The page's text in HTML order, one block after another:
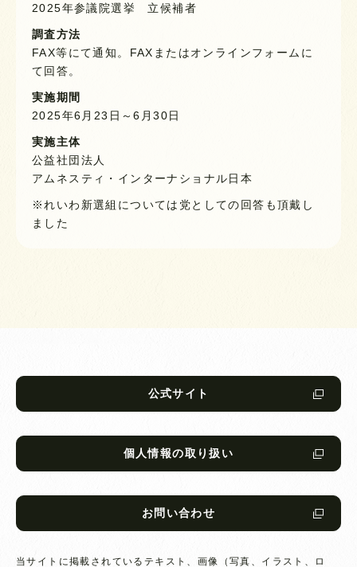
2025年参議院選挙 立候補者
調査方法
FAX等にて通知。FAXまたはオンラインフォームに
て回答。
実施期間
2025年6月23日～6月30日
実施主体
公益社団法人
アムネスティ・インターナショナル日本
※れいわ新選組については党としての回答も頂戴し
ました
公式サイト
個人情報の取り扱い
お問い合わせ
当サイトに掲載されているテキスト、画像（写真、イラスト、ロ